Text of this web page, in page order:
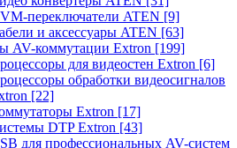
переключатели ATEN [9]
и аксессуары ATEN [63]
AV-коммутации Extron [199]
для видеостен Extron [6]
обработки видеосигналов
[22]
Extron [17]
DTP Extron [43]
для профессиональных AV-систем